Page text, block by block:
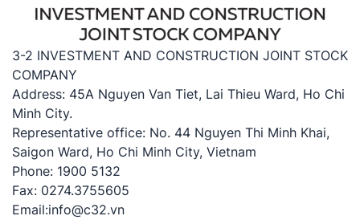
3-2 INVESTMENT AND CONSTRUCTION JOINT STOCK
COMPANY
Address: 45A Nguyen Van Tiet, Lai Thieu Ward, Ho Chi
Minh City.
Representative office: No. 44 Nguyen Thi Minh Khai,
Saigon Ward, Ho Chi Minh City, Vietnam
Phone: 1900 5132
Fax: 0274.3755605
Email:info@c32.vn